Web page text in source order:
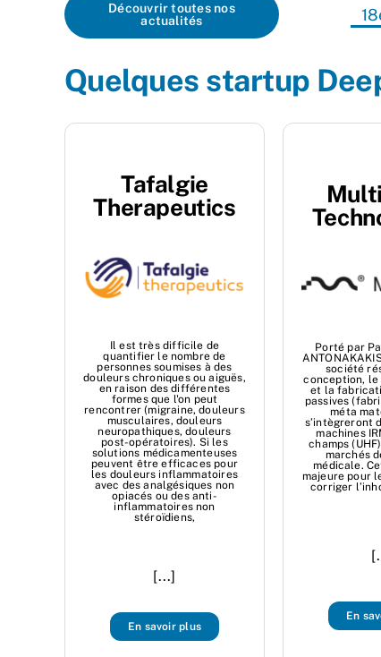
Découvrir toutes nos
actualités
Quelques startup
Tafalgie
Therapeutics
Il est très difficile de
quantifier le nombre de
personnes soumises à des
douleurs chroniques ou aiguës,
en raison des différentes
formes que l'on peut
rencontrer (migraine, douleurs
musculaires, douleurs
neuropathiques, douleurs
post-opératoires). Si les
solutions médicamenteuses
peuvent être efficaces pour
les douleurs inflammatoires
avec des analgésiques non
opiacés ou des anti-
inflammatoires non
stéroïdiens,
[...]
En savoir plus
Porté par
société
conception, le
et la
passives
méta
s’intègreront
machines
champs
marchés
médicale.
majeure pour
corriger
En